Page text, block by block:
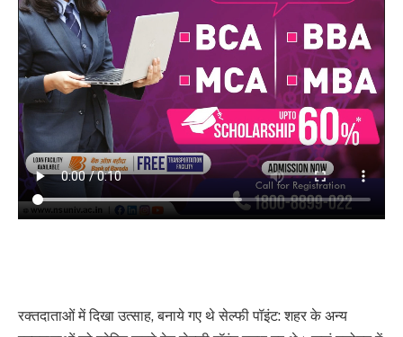
रक्तदाताओं में दिखा उत्साह, बनाये गए थे सेल्फी पॉइंट: शहर के अन्य